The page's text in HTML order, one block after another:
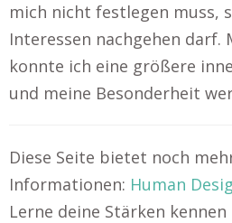
mich nicht festlegen muss,
Interessen nachgehen darf.
konnte ich eine größere
und meine Besonderheit
Diese Seite bietet noch
Informationen: Human
Lerne deine Stärken